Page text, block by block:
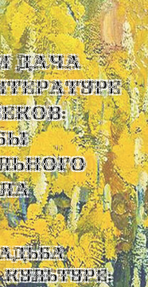
ДАЧА